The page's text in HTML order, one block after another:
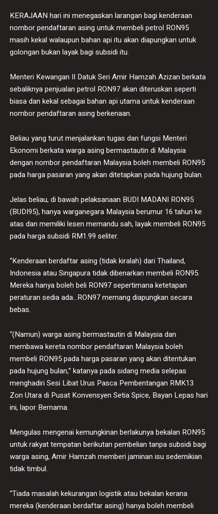
KERAJAAN hari ini menegaskan larangan bagi kenderaan
nombor pendaftaran asing untuk membeli petrol RON95
masih kekal walaupun bahan api itu akan diapungkan untuk
golongan bukan layak bagi subsidi itu.
Menteri Kewangan II Datuk Seri Amir Hamzah Azizan berkata
sebaliknya penjualan petrol RON97 akan diteruskan seperti
biasa dan kekal sebagai bahan api utama untuk kenderaan
nombor pendaftaran asing berkenaan.
Beliau yang turut menjalankan tugas dan fungsi Menteri
Ekonomi berkata warga asing bermastautin di Malaysia
dengan nombor pendaftaran Malaysia boleh membeli RON95
pada harga pasaran yang akan ditetapkan pada hujung bulan.
Jelas beliau, di bawah pelaksanaan BUDI MADANI RON95
(BUDI95), hanya warganegara Malaysia berumur 16 tahun ke
atas dan memiliki lesen memandu sah, layak membeli RON95
pada harga subsidi RM1.99 seliter.
“Kenderaan berdaftar asing (tidak kiralah) dari Thailand,
Indonesia atau Singapura tidak dibenarkan membeli RON95.
Mereka hanya boleh beli RON97 sepertimana ketetapan
peraturan sedia ada…RON97 memang diapungkan secara
bebas.
“(Namun) warga asing bermastautin di Malaysia dan
membawa kereta nombor pendaftaran Malaysia boleh
membeli RON95 pada harga pasaran yang akan ditentukan
pada hujung bulan,” katanya pada sidang media selepas
menghadiri Sesi Libat Urus Pasca Pembentangan RMK13
Zon Utara di Pusat Konvensyen Setia Spice, Bayan Lepas hari
ini, lapor Bernama.
Mengulas mengenai kemungkinan berlakunya bekalan RON95
untuk rakyat tempatan berikutan pembelian tanpa subsidi bagi
warga asing, Amir Hamzah memberi jaminan isu sedemikian
tidak timbul.
“Tiada masalah kekurangan logistik atau bekalan kerana
mereka (kenderaan berdaftar asing) hanya boleh membeli